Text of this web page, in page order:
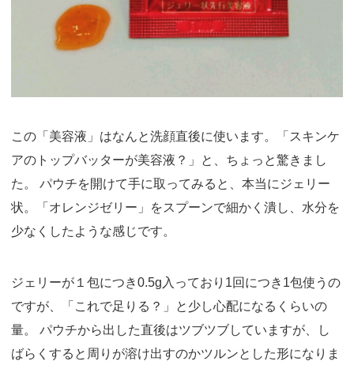
この「美容液」はなんと洗顔直後に使います。「スキンケ
アのトップバッターが美容液？」と、ちょっと驚きまし
た。 パウチを開けて手に取ってみると、本当にジェリー
状。「オレンジゼリー」をスプーンで細かく潰し、水分を
少なくしたような感じです。
ジェリーが１包につき0.5g入っており1回につき1包使うの
ですが、「これで足りる？」と少し心配になるくらいの
量。 パウチから出した直後はツブツブしていますが、し
ばらくすると周りが溶け出すのかツルンとした形になりま